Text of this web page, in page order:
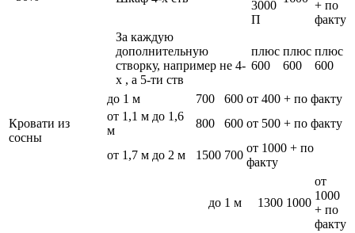
3000
П
+ по
факту
За каждую
дополнительную
створку, например не 4-
х , а 5-ти ств
плюс
600
плюс
600
плюс
600
Кровати из
сосны
до 1 м 700 600 от 400 + по факту
от 1,1 м до 1,6
м
800 600 от 500 + по факту
от 1,7 м до 2 м 1500 700
от 1000 + по
факту
до 1 м 1300 1000
от
1000
+ по
факту